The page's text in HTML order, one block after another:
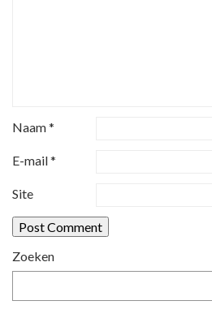
a
t
e
Naam*
E-mail*
Site
Zoeken